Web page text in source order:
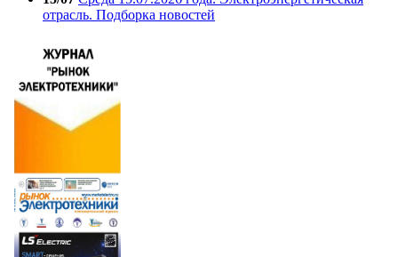
отрасль. Подборка новостей